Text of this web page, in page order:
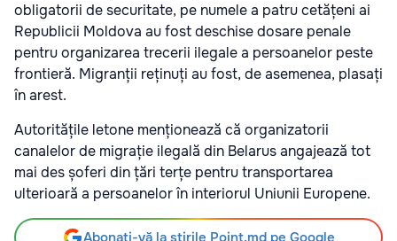
obligatorii de securitate, pe numele a patru cetățeni ai
Republicii Moldova au fost deschise dosare penale
pentru organizarea trecerii ilegale a persoanelor peste
frontieră. Migranții reținuți au fost, de asemenea, plasați
în arest.
Autoritățile letone menționează că organizatorii
canalelor de migrație ilegală din Belarus angajează tot
mai des șoferi din țări terțe pentru transportarea
ulterioară a persoanelor în interiorul Uniunii Europene.